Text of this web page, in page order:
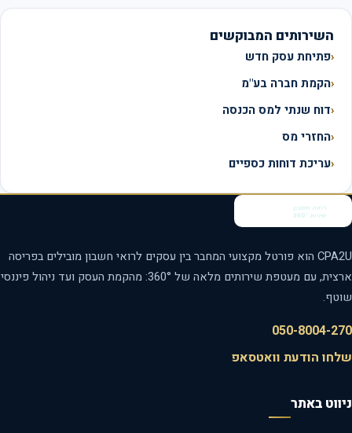
השירותים המבוקשים
פתיחת עסק חדש
הקמת חברה בע"מ
דוח שנתי למס הכנסה
החזרי מס
עריכת דוחות כספיים
CPA2U הוא פורטל מקצועי המחבר בין עסקים לרואי חשבון מובילים בפריסה
ארצית, עם מעטפת שירותים מלאה של 360°: מהקמת העסק ועד ניהול פיננסי
050-8004-
הודעת וואטסאפ
באתר